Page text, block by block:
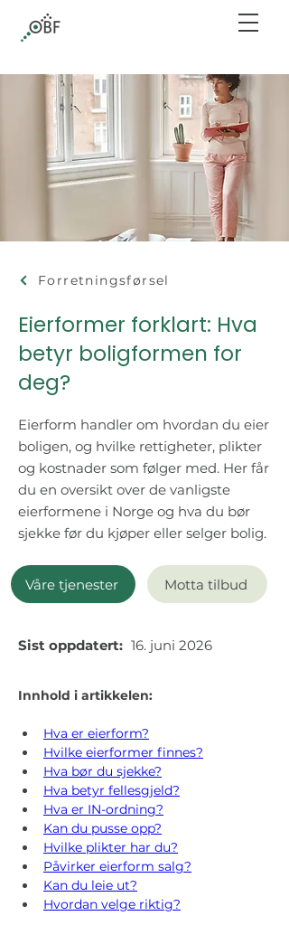
Forretningsførsel
Eierformer forklart: Hva
betyr boligformen for
deg?
Eierform handler om hvordan du eier
boligen, og hvilke rettigheter, plikter
og kostnader som følger med. Her får
du en oversikt over de vanligste
eierformene i Norge og hva du bør
sjekke før du kjøper eller selger bolig.
Våre tjenester Motta tilbud
Sist oppdatert: 16. juni 2026
Innhold i artikkelen:
Hva er eierform?
Hvilke eierformer finnes?
Hva bør du sjekke?
Hva betyr fellesgjeld?
Hva er IN-ordning?
Kan du pusse opp?
Hvilke plikter har du?
Påvirker eierform salg?
Kan du leie ut?
Hvordan velge riktig?